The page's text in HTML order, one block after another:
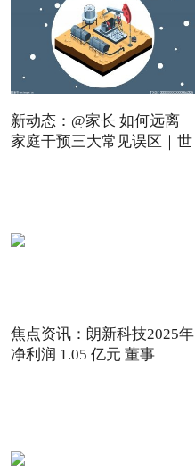
新动态：@家长 如何远离
家庭干预三大常见误区｜世
焦点资讯：朗新科技2025年
净利润 1.05 亿元 董事